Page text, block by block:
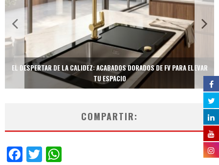
EL DESPERTAR DE LA CALIDEZ: ACABADOS DORADOS DE FV PARA ELEVAR
TU ESPACIO
COMPARTIR:
Facebook
Twitter